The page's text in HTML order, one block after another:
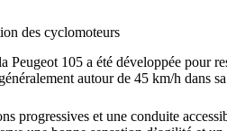
des cyclomoteurs
Peugeot 105 a été développée pour
autour de 45 km/h dans
progressives et une conduite